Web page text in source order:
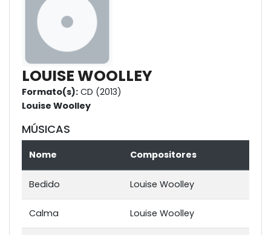
LOUISE WOOLLEY
Formato(s): CD (2013)
Louise Woolley
MÚSICAS
Nome Compositores
Bedido Louise Woolley
Calma Louise Woolley